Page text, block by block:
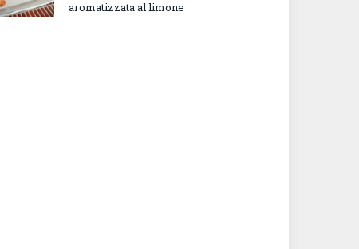
aromatizzata al limone